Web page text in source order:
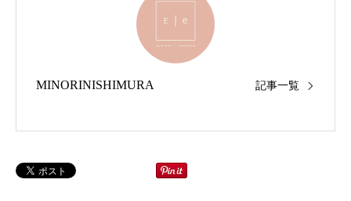
MINORINISHIMURA 記事一覧